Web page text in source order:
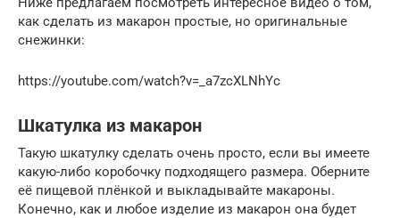
как сделать из макарон простые, но оригинальные
снежинки:
https://youtube.com/watch?v=_a7zcXLNhYc
Шкатулка из макарон
Такую шкатулку сделать очень просто, если вы имеете
какую-либо коробочку подходящего размера. Оберните
её пищевой плёнкой и выкладывайте макароны.
Конечно, как и любое изделие из макарон она будет